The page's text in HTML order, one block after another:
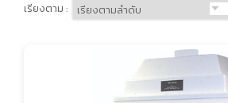
เรียงตาม :